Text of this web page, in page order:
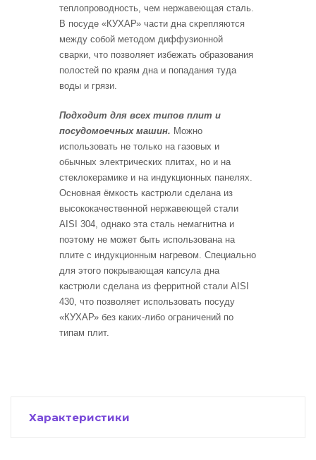
теплопроводность, чем нержавеющая сталь.
В посуде «КУХАР» части дна скрепляются
между собой методом диффузионной
сварки, что позволяет избежать образования
полостей по краям дна и попадания туда
воды и грязи.
Подходит для всех типов плит и
посудомоечных машин. Можно
использовать не только на газовых и
обычных электрических плитах, но и на
стеклокерамике и на индукционных панелях.
Основная ёмкость кастрюли сделана из
высококачественной нержавеющей стали
AISI 304, однако эта сталь немагнитна и
поэтому не может быть использована на
плите с индукционным нагревом. Специально
для этого покрывающая капсула дна
кастрюли сделана из ферритной стали AISI
430, что позволяет использовать посуду
«КУХАР» без каких-либо ограничений по
типам плит.
Характеристики